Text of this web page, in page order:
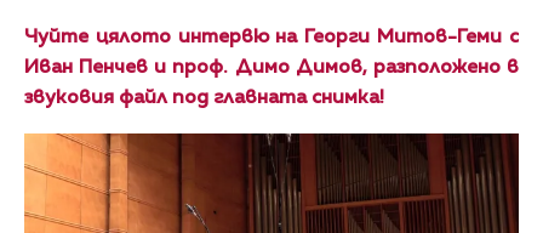
Чуйте цялото интервю на Георги Митов-Геми с
Иван Пенчев и проф. Димо Димов, разположено в
звуковия файл под главната снимка!